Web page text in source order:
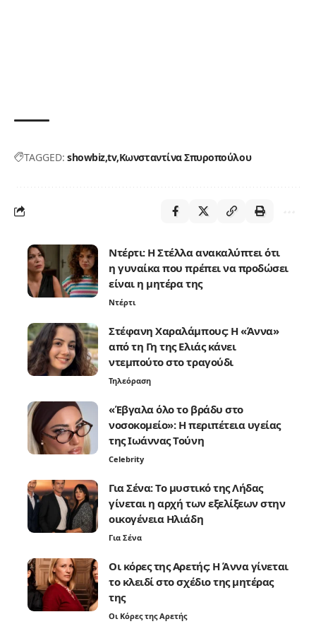
TAGGED: showbiztv Κωνσταντίνα Σπυροπούλου
Ντέρτι: Η Στέλλα ανακαλύπτει ότι
η γυναίκα που πρέπει να προδώσει
είναι η μητέρα της
Ντέρτι
Στέφανη Χαραλάμπους: Η «Άννα»
από τη Γη της Ελιάς κάνει
ντεμπούτο στο τραγούδι
Τηλεόραση
«Έβγαλα όλο το βράδυ στο
νοσοκομείο»: Η περιπέτεια υγείας
της Ιωάννας Τούνη
Celebrity
Για Σένα: Το μυστικό της Λήδας
γίνεται η αρχή των εξελίξεων στην
οικογένεια Ηλιάδη
Για Σένα
Οι κόρες της Αρετής: Η Άννα γίνεται
το κλειδί στο σχέδιο της μητέρας
της
Οι Κόρες της Αρετής